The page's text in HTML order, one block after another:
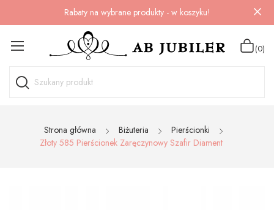
Rabaty na wybrane produkty - w koszyku!
(0)
Strona główna Biżuteria
Pierścionki
Złoty 585 Pierścionek Zaręczynowy Szafir Diament